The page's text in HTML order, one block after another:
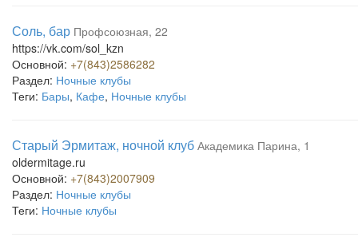
Соль, бар Профсоюзная, 22
https://vk.com/sol_kzn
Основной: +7(843)2586282
Раздел: Ночные клубы
Теги: Бары, Кафе, Ночные клубы
Старый Эрмитаж, ночной клуб Академика Парина, 1
oldermitage.ru
Основной: +7(843)2007909
Раздел: Ночные клубы
Теги: Ночные клубы